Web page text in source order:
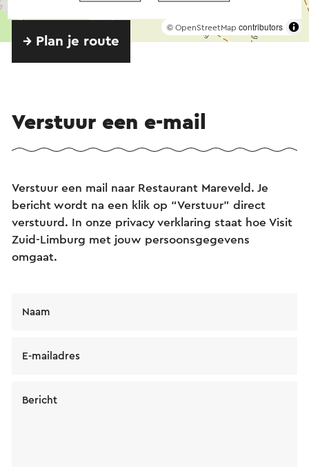
© OpenStreetMap contributors
→ Plan je route
Verstuur een e-mail
Verstuur een mail naar Restaurant Mareveld. Je
bericht wordt na een klik op “Verstuur” direct
verstuurd. In onze privacy verklaring staat hoe Visit
Zuid-Limburg met jouw persoonsgegevens
omgaat.
Naam
E-mailadres
Bericht